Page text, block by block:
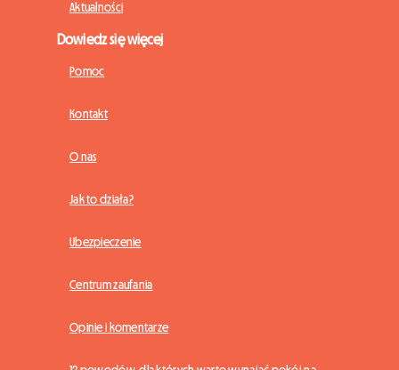
Aktualności
Dowiedz się więcej
Pomoc
Kontakt
O nas
Jak to działa?
Ubezpieczenie
Centrum zaufania
Opinie i komentarze